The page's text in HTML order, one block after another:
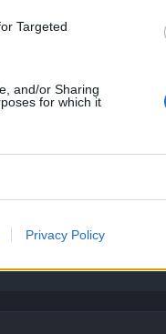
Targeted
and/or Sharing
for which it
Privacy Policy
auch nicht.
den ort an.